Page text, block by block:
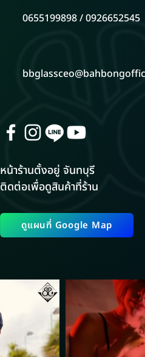
0655199898 / 0926652545
หน้าร้านตั้งอยู่ จันทบุรี
ติดต่อเพื่อดูสินค้าที่ร้าน
ดูแผนที่ Google Map